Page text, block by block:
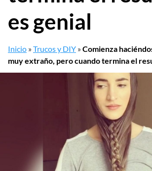
es genial
Inicio »Trucos y DIY »Comienza
muy extraño, pero cuando termina el